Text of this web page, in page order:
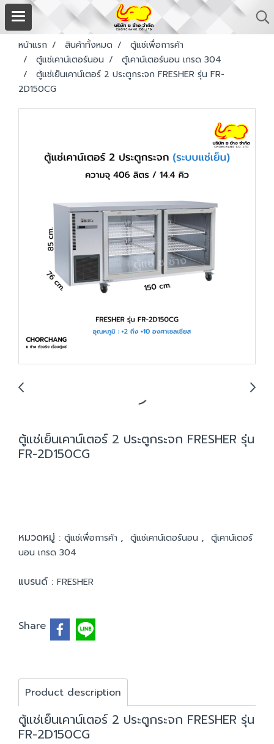
หน้าแรก สินค้าทั้งหมด
ตู้แช่เพื่อการค้า
ตู้แช่เคาน์เตอร์นอน
ตู้เคาน์เตอร์นอน เกรด 304
ตู้แช่เย็นเคาน์เตอร์ 2 ประตูกระจก FRESHER รุ่น FR-
2D150CG
ตู้แช่เย็นเคาน์เตอร์ 2 ประตูกระจก FRESHER รุ่น
FR-2D150CG
หมวดหมู่ : ตู้แช่เพื่อการค้า , ตู้แช่เคาน์เตอร์นอน , ตู้เคาน์เตอร์
นอน เกรด 304
แบรนด์ : FRESHER
Share
Product description
ตู้แช่เย็นเคาน์เตอร์ 2 ประตูกระจก FRESHER รุ่น
FR-2D150CG